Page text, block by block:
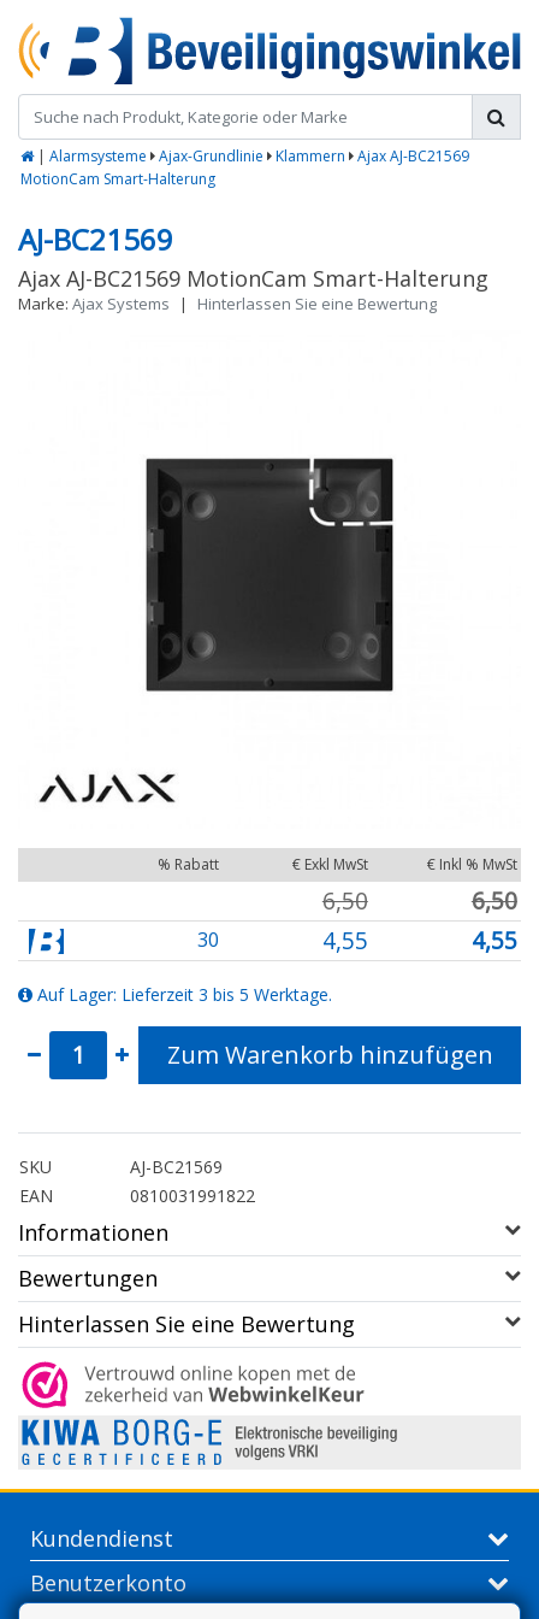
| Alarmsysteme Ajax-Grundlinie Klammern
Ajax AJ-BC21569
MotionCam Smart-Halterung
AJ-BC21569
Ajax AJ-BC21569 MotionCam Smart-Halterung
Marke: Ajax Systems | Hinterlassen Sie eine Bewertung
% Rabatt € Exkl MwSt € Inkl % MwSt
6,50 6,50
30 4,55 4,55
Auf Lager: Lieferzeit 3 bis 5 Werktage.
Zum Warenkorb hinzufügen
SKU
AJ-BC21569
EAN
0810031991822
Informationen
Bewertungen
Hinterlassen Sie eine Bewertung
Kundendienst
Benutzerkonto